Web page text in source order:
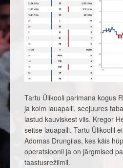
Tartu Ülikooli parimana kogus
ja kolm lauapalli, seejuures
lastud kauviskest viis. Kregor
seitse lauapalli. Tartu Ülikoolil
Adomas Drungilas, kes käis
operatsioonil ja on järgmised
taastusrežiimil.